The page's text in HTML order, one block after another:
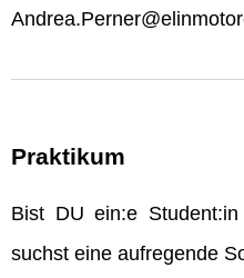
Praktikum
Bist DU ein:e
suchst eine aufregende